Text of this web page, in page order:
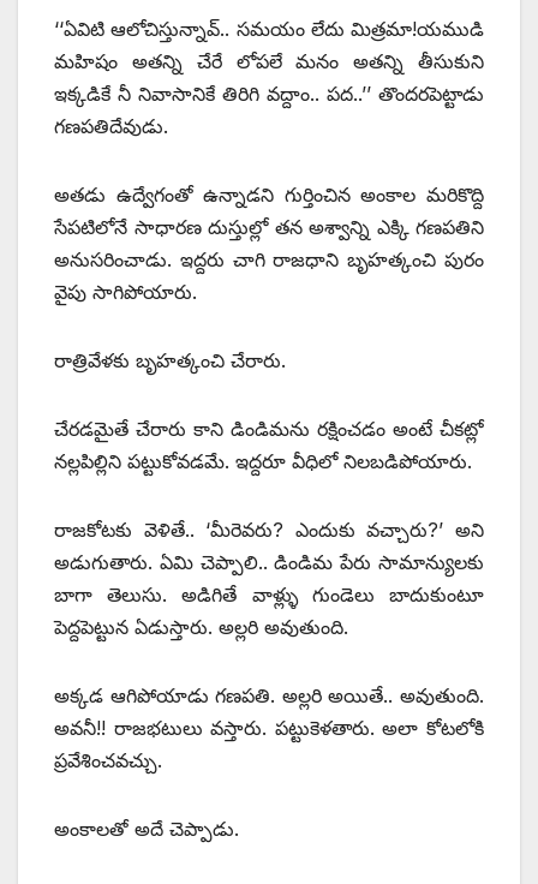
‘‘ఏవిటి ఆలోచిస్తున్నావ్‌.. ‌సమయం లేదు మిత్రమా!యముడి
మహిషం అతన్ని చేరే లోపలే మనం అతన్ని తీసుకుని
ఇక్కడికే నీ నివాసానికే తిరిగి వద్దాం.. పద..’’ తొందరపెట్టాడు
గణపతిదేవుడు.
అతడు ఉద్వేగంతో ఉన్నాడని గుర్తించిన అంకాల మరికొద్ది
సేపటిలోనే సాధారణ దుస్తుల్లో తన అశ్వాన్ని ఎక్కి గణపతిని
అనుసరించాడు. ఇద్దరు చాగి రాజధాని బృహత్కంచి పురం
వైపు సాగిపోయారు.
రాత్రివేళకు బృహత్కంచి చేరారు.
చేరడమైతే చేరారు కాని డిండిమను రక్షించడం అంటే చీకట్లో
నల్లపిల్లిని పట్టుకోవడమే. ఇద్దరూ వీధిలో నిలబడిపోయారు.
రాజకోటకు వెళితే.. ‘మీరెవరు? ఎందుకు వచ్చారు?’ అని
అడుగుతారు. ఏమి చెప్పాలి.. డిండిమ పేరు సామాన్యులకు
బాగా తెలుసు. అడిగితే వాళ్ల్ళు గుండెలు బాదుకుంటూ
పెద్దపెట్టున ఏడుస్తారు. అల్లరి అవుతుంది.
అక్కడ ఆగిపోయాడు గణపతి. అల్లరి అయితే.. అవుతుంది.
అవనీ!! రాజభటులు వస్తారు. పట్టుకెళతారు. అలా కోటలోకి
ప్రవేశించవచ్చు.
అంకాలతో అదే చెప్పాడు.